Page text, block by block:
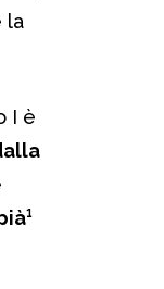
la
I è